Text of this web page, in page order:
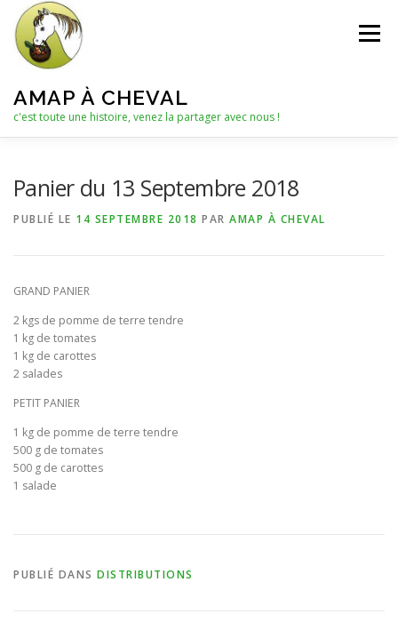
contenu
AMAP À CHEVAL
c'est toute une histoire, venez la partager avec nous !
Menu
LES AUTRES PRODUITS
BULLETIN D’ADHÉSION ET CONTRATS
Panier du 13 Septembre 2018
PUBLIÉ LE 14 SEPTEMBRE 2018 PAR AMAP À CHEVAL
GRAND PANIER
2 kgs de pomme de terre tendre
1 kg de tomates
1 kg de carottes
2 salades
PETIT PANIER
1 kg de pomme de terre tendre
500 g de tomates
500 g de carottes
1 salade
PUBLIÉ DANS DISTRIBUTIONS